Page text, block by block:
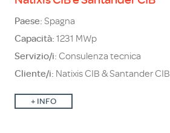
Paese: Spagna
Capacità: 1231 MWp
Servizio/i: Consulenza tecnica
Cliente/i: Natixis CIB & Santander CIB
+ INFO